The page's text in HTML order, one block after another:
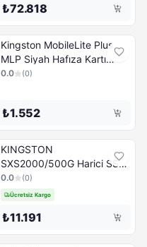
₺72.818
Kingston MobileLite Plus
MLP Siyah Hafıza Kartı
Okuyucu
0.0 (0)
₺1.552
KINGSTON
SXS2000/500G Harici SSD,
500GB
0.0 (0)
Ücretsiz Kargo
₺11.191